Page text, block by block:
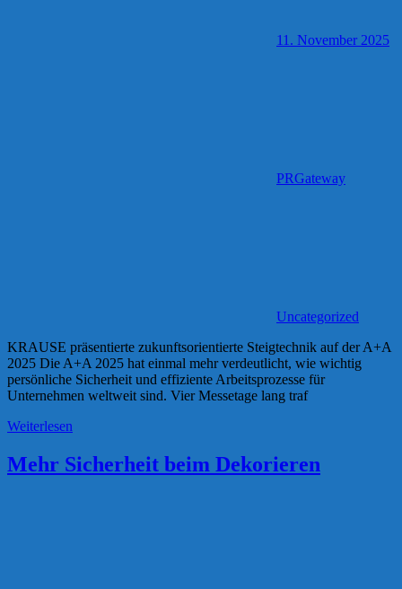
11. November 2025
PRGateway
Uncategorized
KRAUSE präsentierte zukunftsorientierte Steigtechnik auf der A+A
2025 Die A+A 2025 hat einmal mehr verdeutlicht, wie wichtig
persönliche Sicherheit und effiziente Arbeitsprozesse für
Unternehmen weltweit sind. Vier Messetage lang traf
Weiterlesen
Mehr Sicherheit beim Dekorieren